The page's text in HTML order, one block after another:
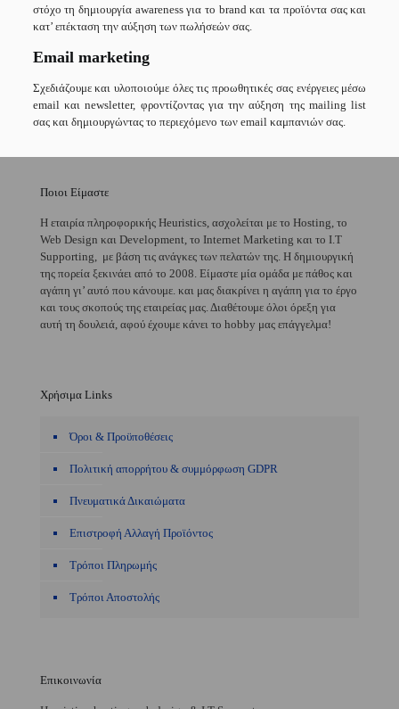
στόχο τη δημιουργία awareness για το brand και τα προϊόντα σας και
κατ’ επέκταση την αύξηση των πωλήσεών σας.
Email marketing
Σχεδιάζουμε και υλοποιούμε όλες τις προωθητικές σας ενέργειες μέσω
email και newsletter, φροντίζοντας για την αύξηση της mailing list
σας και δημιουργώντας το περιεχόμενο των email καμπανιών σας.
Ποιοι Είμαστε
H εταιρία πληροφορικής Heuristics, ασχολείται με το Hosting, το
Web Design και Development, το Internet Marketing και το I.T
Supporting, με βάση τις ανάγκες των πελατών της. Η δημιουργική
της πορεία ξεκινάει από το 2008. Είμαστε μία ομάδα με πάθος και
αγάπη γι’ αυτό που κάνουμε. και μας διακρίνει η αγάπη για το έργο
και τους σκοπούς της εταιρείας μας. Διαθέτουμε όλοι όρεξη για
αυτή τη δουλειά, αφού έχουμε κάνει το hobby μας επάγγελμα!
Χρήσιμα Links
Όροι & Προϋποθέσεις
Πολιτική απορρήτου & συμμόρφωση GDPR
Πνευματικά Δικαιώματα
Επιστροφή Αλλαγή Προϊόντος
Τρόποι Πληρωμής
Τρόποι Αποστολής
Επικοινωνία